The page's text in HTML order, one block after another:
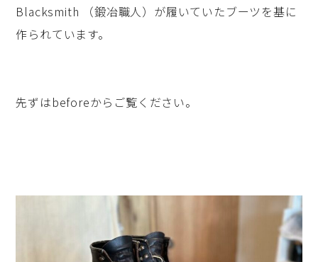
Blacksmith （鍛冶職人）が履いていたブーツを基に
作られています。
先ずはbeforeからご覧ください。